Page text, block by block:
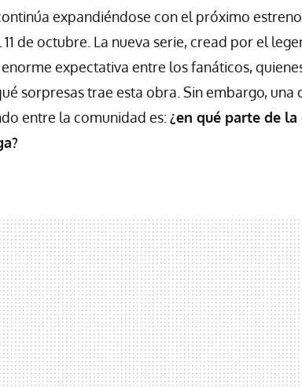
expandiéndose con el próximo
de octubre. La nueva serie, cread por el
expectativa entre los fanáticos,
sorpresas trae esta obra. Sin embargo, una
entre la comunidad es: ¿en qué parte de